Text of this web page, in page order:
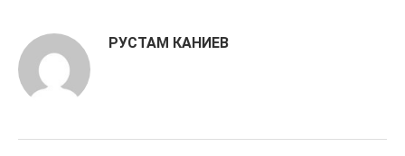
РУСТАМ КАНИЕВ